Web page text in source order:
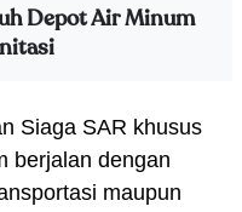
Depot Air Minum
Siaga SAR khusus
berjalan dengan
maupun